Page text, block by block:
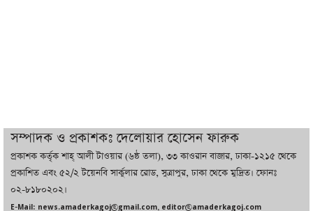
বাজারে কাঁচা মরিচে ‘আগুন’, ‘এত দাম তো
আগে দেখিনি’
সম্পাদক ও প্রকাশকঃ দেলোয়ার হোসেন ফারুক
প্রকাশক কর্তৃক শাহ্ আলী টাওয়ার (৬ষ্ঠ তলা), ৩৩ কাওরান বাজার, ঢাকা-১২১৫ থেকে
প্রকাশিত এবং ৫২/২ টয়েনবি সার্কুলার রোড, সুত্রাপুর, ঢাকা থেকে মুদ্রিত। ফোনঃ
০২-৮১৮০২০২।
E-Mail: news.amaderkagoj@gmail.com, editor@amaderkagoj.com